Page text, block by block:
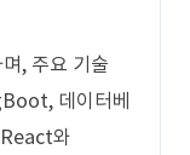
, 주요 기술
데이터베
와